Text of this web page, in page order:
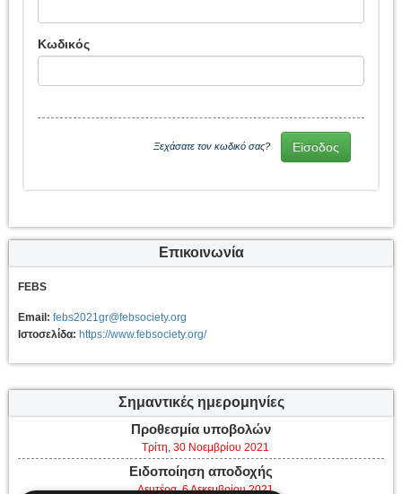
Κωδικός
Ξεχάσατε τον κωδικό σας?
Επικοινωνία
FEBS
Email: febs2021gr@febsociety.org
Ιστοσελίδα: https://www.febsociety.org/
Σημαντικές ημερομηνίες
Προθεσμία υποβολών
Τρίτη, 30 Νοεμβρίου 2021
Ειδοποίηση αποδοχής
Δευτέρα, 6 Δεκεμβρίου 2021